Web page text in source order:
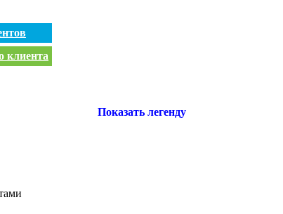
клиента
Показать легенду